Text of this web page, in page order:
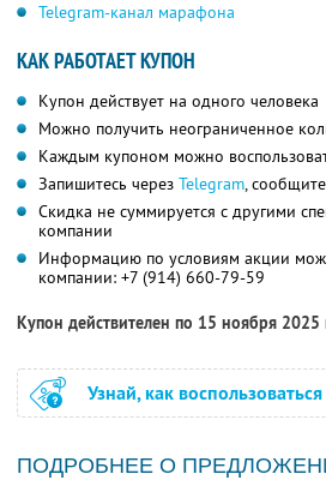
Telegram-канал марафона
КАК РАБОТАЕТ КУПОН
Купон действует на одного человека
Можно получить неограниченное
Каждым купоном можно
Запишитесь через Telegram,
Скидка не суммируется с другими
компании
Информацию по условиям акции
компании: +7 (914) 660-79-59
Купон действителен по 15 ноября 2025
Узнай, как
ПОДРОБНЕЕ О